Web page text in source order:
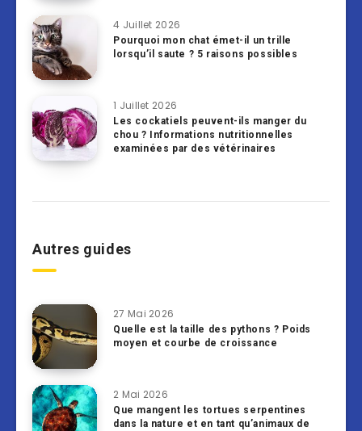
4 Juillet 2026
Pourquoi mon chat émet-il un trille
lorsqu’il saute ? 5 raisons possibles
1 Juillet 2026
Les cockatiels peuvent-ils manger du
chou ? Informations nutritionnelles
examinées par des vétérinaires
Autres guides
27 Mai 2026
Quelle est la taille des pythons ? Poids
moyen et courbe de croissance
2 Mai 2026
Que mangent les tortues serpentines
dans la nature et en tant qu’animaux de